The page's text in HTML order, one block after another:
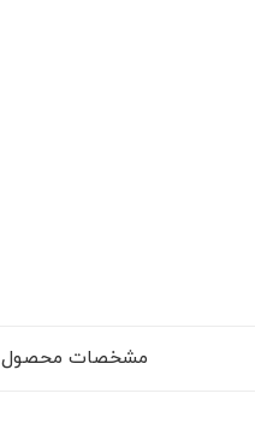
مشخصات محصول